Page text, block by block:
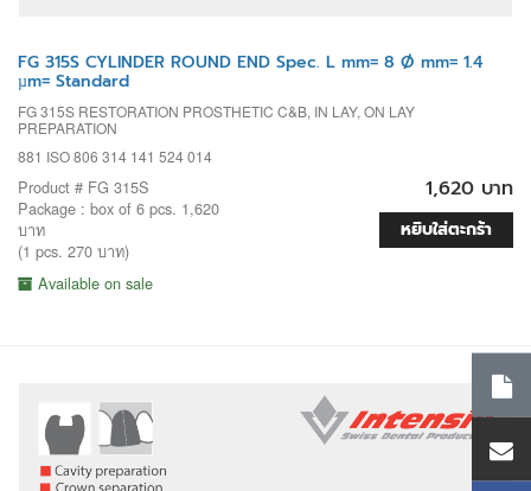
FG 315S CYLINDER ROUND END Spec. L mm= 8 Ø mm= 1.4
µm= Standard
FG 315S RESTORATION PROSTHETIC C&B, IN LAY, ON LAY
PREPARATION
881 ISO 806 314 141 524 014
Product # FG 315S
Package : box of 6 pcs. 1,620
บาท
(1 pcs. 270 บาท)
Available on sale
1,620 บาท
หยิบใส่ตะกร้า